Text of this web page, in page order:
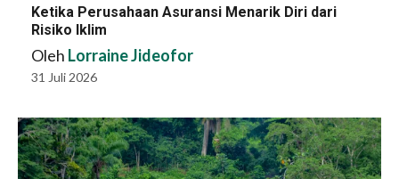
Ketika Perusahaan Asuransi Menarik Diri dari
Risiko Iklim
Oleh Lorraine Jideofor
31 Juli 2026